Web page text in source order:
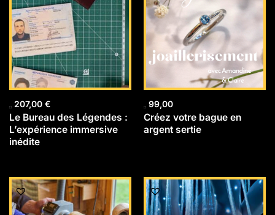
207,00 €
Le Bureau des Légendes :
L’expérience immersive
inédite
99,00
Créez votre bague en
argent sertie